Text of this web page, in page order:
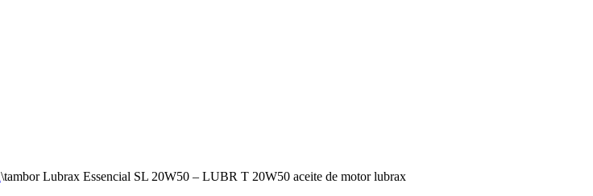
\tambor Lubrax Essencial SL 20W50 – LUBR T 20W50 aceite de motor lubrax